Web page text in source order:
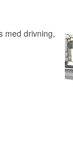
med drivning,